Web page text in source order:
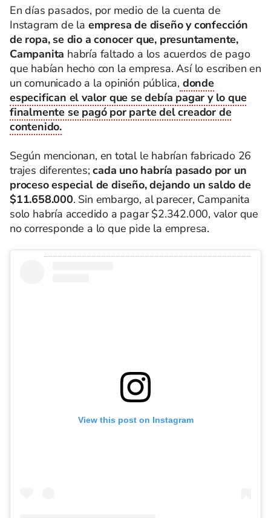
En días pasados, por medio de la cuenta de
Instagram de la empresa de diseño y confección
de ropa, se dio a conocer que, presuntamente,
Campanita habría faltado a los acuerdos de pago
que habían hecho con la empresa. Así lo escriben en
un comunicado a la opinión pública, donde
especifican el valor que se debía pagar y lo que
finalmente se pagó por parte del creador de
contenido.
Según mencionan, en total le habrían fabricado 26
trajes diferentes;cada uno habría pasado por un
proceso especial de diseño, dejando un saldo de
$11.658.000. Sin embargo, al parecer, Campanita
solo habría accedido a pagar $2.342.000, valor que
no corresponde a lo que pide la empresa.
View this post on Instagram